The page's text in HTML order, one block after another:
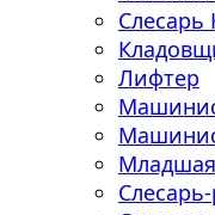
Лифтер